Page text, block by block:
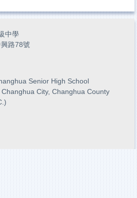
中學
路78號
Senior High School
City, Changhua County